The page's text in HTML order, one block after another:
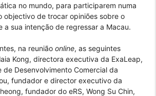
no mundo, para participarem numa
objectivo de trocar opiniões sobre o
a sua intenção de regressar a Macau.
na reunião online, as seguintes
Kong, directora executiva da ExaLeap,
de Desenvolvimento Comercial da
fundador e director executivo da
fundador do eRS, Wong Su Chin,